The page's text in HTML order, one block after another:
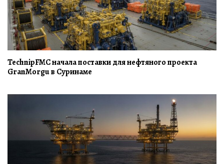
TechnipFMC начала поставки для нефтяного проекта
GranMorgu в Суринаме